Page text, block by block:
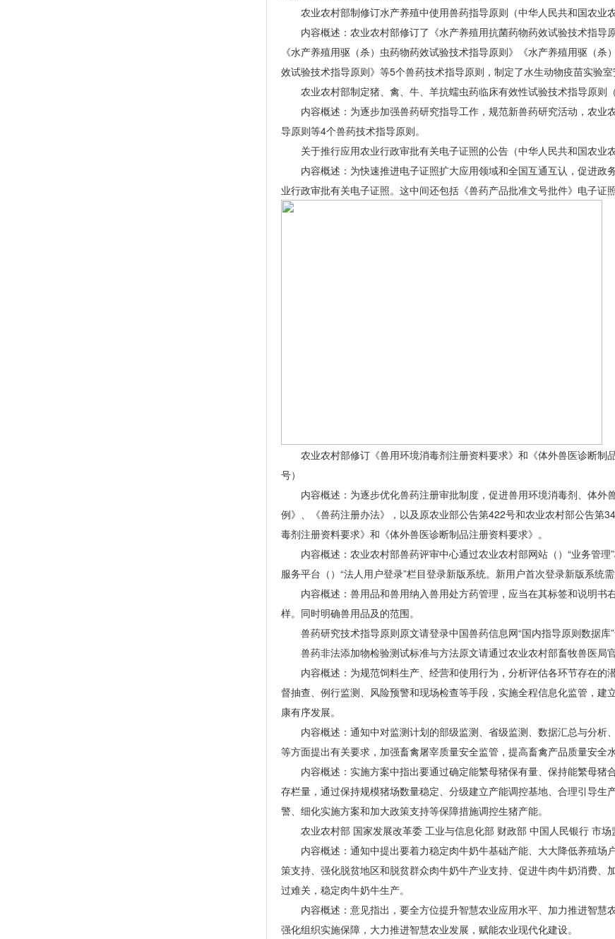
农业农村部制修订水产养殖中使用兽药指导原则（中华人民共和国农业农
内容概述：农业农村部修订了《水产养殖用抗菌药物药效试验技术指导
《水产养殖用驱（杀）虫药物药效试验技术指导原则》《水产养殖用驱（
效试验技术指导原则》等5个兽药技术指导原则，制定了水生动物疫苗实验
农业农村部制定猪、禽、牛、羊抗蠕虫药临床有效性试验技术指导原则
内容概述：为逐步加强兽药研究指导工作，规范新兽药研究活动，农业
导原则等4个兽药技术指导原则。
关于推行应用农业行政审批有关电子证照的公告（中华人民共和国农业农
内容概述：为快速推进电子证照扩大应用领域和全国互通互认，促进政
业行政审批有关电子证照。这中间还包括《兽药产品批准文号批件》电子证
农业农村部修订《兽用环境消毒剂注册资料要求》和《体外兽医诊断制
号）
内容概述：为逐步优化兽药注册审批制度，促进兽用环境消毒剂、体外
例》、《兽药注册办法》，以及原农业部公告第422号和农业农村部公告第
毒剂注册资料要求》和《体外兽医诊断制品注册资料要求》。
内容概述：农业农村部兽药评审中心通过农业农村部网站（）“业务管理
服务平台（）“法人用户登录”栏目登录新版系统。新用户首次登录新版系统
内容概述：兽用品和兽用纳入兽用处方药管理，应当在其标签和说明书右
样。同时明确兽用品及的范围。
兽药研究技术指导原则原文请登录中国兽药信息网“国内指导原则数据库”
兽药非法添加物检验测试标准与方法原文请通过农业农村部畜牧兽医局官
内容概述：为规范饲料生产、经营和使用行为，分析评估各环节存在的
督抽查、例行监测、风险预警和现场检查等手段，实施全程信息化监管，建
康有序发展。
内容概述：通知中对监测计划的部级监测、省级监测、数据汇总与分析
等方面提出有关要求，加强畜禽屠宰质量安全监管，提高畜禽产品质量安全水
内容概述：实施方案中指出要通过确定能繁母猪保有量、保持能繁母猪
存栏量，通过保持规模猪场数量稳定、分级建立产能调控基地、合理引导
警、细化实施方案和加大政策支持等保障措施调控生猪产能。
农业农村部 国家发展改革委 工业与信息化部 财政部 中国人民银行 市场
内容概述：通知中提出要着力稳定肉牛奶牛基础产能、大大降低养殖场
策支持、强化脱贫地区和脱贫群众肉牛奶牛产业支持、促进牛肉牛奶消费
过难关，稳定肉牛奶牛生产。
内容概述：意见指出，要全方位提升智慧农业应用水平、加力推进智慧
强化组织实施保障，大力推进智慧农业发展，赋能农业现代化建设。